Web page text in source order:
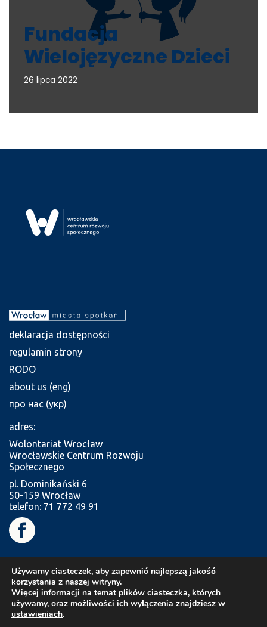
Fundacja
Wielojęzyczne Dzieci
26 lipca 2022
deklaracja dostępności
regulamin strony
RODO
about us (eng)
про нас (укр)
adres:
Wolontariat Wrocław
Wrocławskie Centrum Rozwoju
Społecznego
pl. Dominikański 6
50-159 Wrocław
telefon: 71 772 49 91
Używamy ciasteczek, aby zapewnić najlepszą jakość
korzystania z naszej witryny.
Więcej informacji na temat plików ciasteczka, których
używamy, oraz możliwości ich wyłączenia znajdziesz w
ustawieniach.